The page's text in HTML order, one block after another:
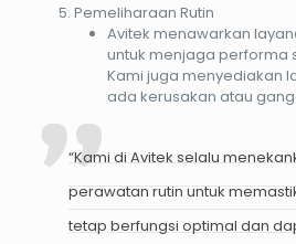
Pemeliharaan Rutin
Avitek menawarkan
untuk menjaga performa
Kami juga menyediakan
ada kerusakan atau
“Kami di Avitek selalu
perawatan rutin untuk
tetap berfungsi optimal dan